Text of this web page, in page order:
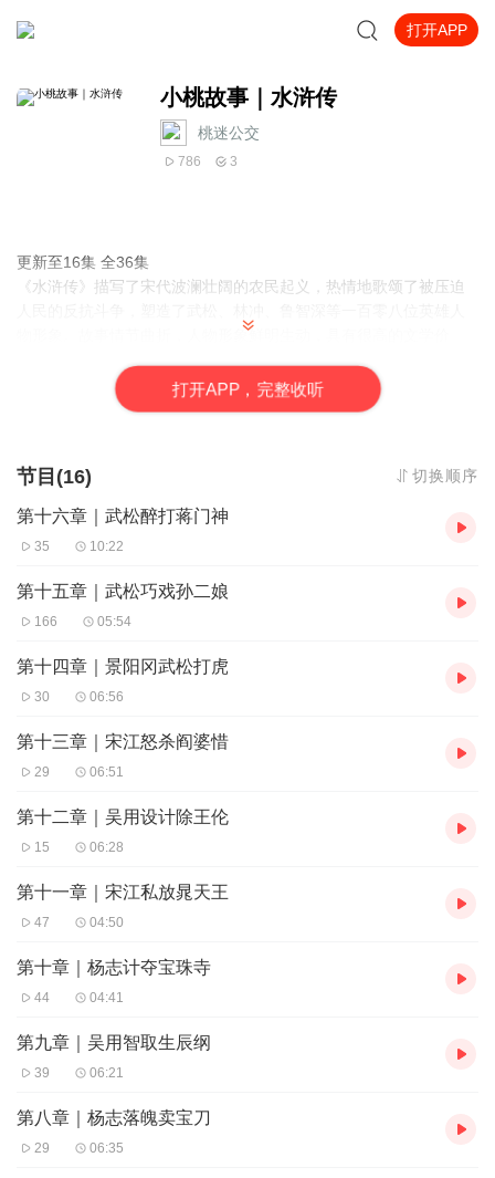
打开APP
小桃故事｜水浒传
桃迷公交
786 3
更新至16集 全36集
《水浒传》描写了宋代波澜壮阔的农民起义，热情地歌颂了被压迫
物形象。故事情节曲折，人物形象鲜明生动，具有很高的文学价
进行整理，选取原著中精彩的篇章，运用通俗的语言，加注汉语拼
音编写成这本《水浒传：拼音精装版》，奉献给广大小朋友们！
打开APP，完整收听
节目(16) 切换顺序
第十六章｜武松醉打蒋门神
35 10:22
第十五章｜武松巧戏孙二娘
166 05:54
第十四章｜景阳冈武松打虎
30 06:56
第十三章｜宋江怒杀阎婆惜
29 06:51
第十二章｜吴用设计除王伦
15 06:28
第十一章｜宋江私放晁天王
47 04:50
第十章｜杨志计夺宝珠寺
44 04:41
第九章｜吴用智取生辰纲
39 06:21
第八章｜杨志落魄卖宝刀
29 06:35